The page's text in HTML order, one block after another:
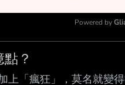
Powered by
？
上「瘋狂」，莫名就變